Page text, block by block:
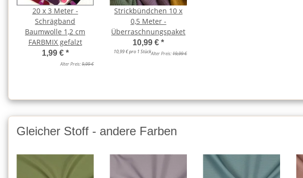
20 x 3 Meter -
Schrägband
Baumwolle 1,2 cm
FARBMIX gefalzt
1,99 € *
Alter Preis:9,99 €
Strickbündchen 10 x
0,5 Meter -
Überraschnungspaket
10,99 €*
10,99 € pro 1 StückAlter Preis:19,99 €
Gleicher Stoff - andere Farben